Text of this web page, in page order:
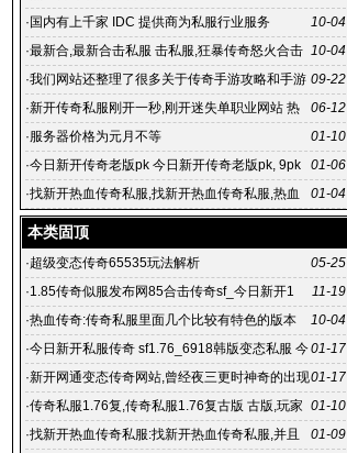
10-04
· 国内有上千家 IDC 提供商为私服行业服务
10-04
·最新合,最新合击私服 击私服,狂暴传奇怒火合击
英雄合击如何
09-22
·我们网站还整理了很多关于传奇手游攻略和手游
游戏的
06-12
·新开传奇私服刚开一秒,刚开迷失单职业网站 热
血传奇私服 .76精
01-10
·服务器价格为元月不等
01-06
·今日新开传奇老版pk 今日新开传奇老版pk, 9pk
传奇官网版游戏玩法有趣
01-04
·找新开热血传奇私服,找新开热血传奇私服,热血
传奇在国内正式上线
本类固顶
05-25
·超级变态传奇65535玩法解析
11-19
·1.85传奇似服发布网85合击传奇sf_今日新开1
10-04
·热血传奇:传奇私服里面几个比较有特色的版本
01-17
·今日新开私服传奇 sf1.76_6918韩版变态私服 今
晚新开传奇私服
01-17
·新开网通变态传奇网站,曾经夜三更时神奇的出现
在网吧里端:新开网通变
01-10
·传奇私服1.76复,传奇私服1.76复古版 古版,玩家
们将可以有更多的
01-09
·找新开热血传奇私服:找新开热血传奇私服,并且